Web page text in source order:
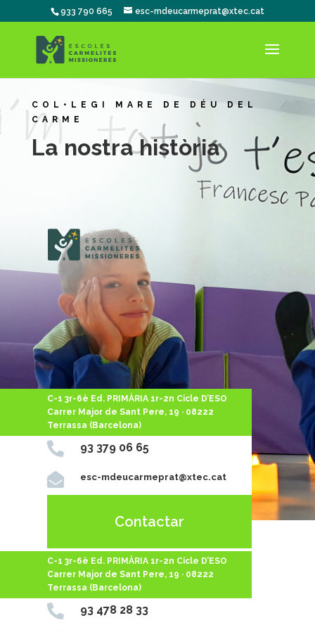
933 790 665 esc-mdeucarmeprat@xtec.cat
COL•LEGI MARE DE DÉU DEL
CARME
La nostra història
C-1 3r-6è Ed. PRIMÀRIA 1r-2n Cicle D’ESO
Carrer Major de Sant Pere, 19 · 08222
Terrassa (Barcelona)
 93 379 06 65
 esc-mdeucarmeprat@xtec.cat
Contactar
C-1 3r-6è Ed. PRIMÀRIA 1r-2n Cicle D’ESO
Carrer Major de Sant Pere, 19 · 08222
Terrassa (Barcelona)
 93 478 28 33